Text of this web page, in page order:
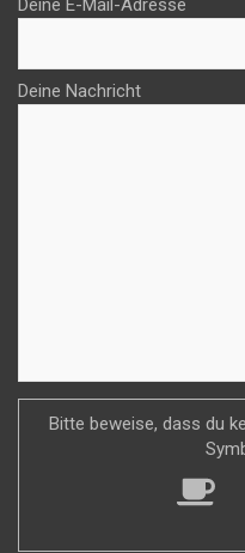
Deine E-Mail-Adresse
Deine Nachricht
Bitte beweise, dass du